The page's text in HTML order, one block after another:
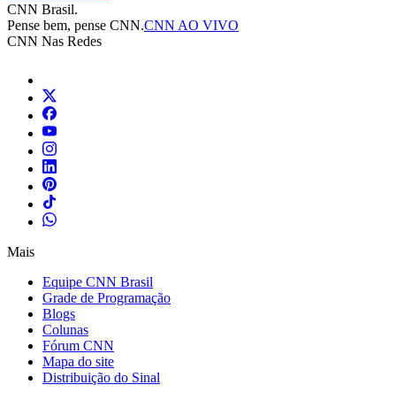
CNN Brasil.
Pense bem, pense CNN.CNN AO VIVO
CNN Nas Redes
Mais
Equipe CNN Brasil
Grade de Programação
Blogs
Colunas
Fórum CNN
Mapa do site
Distribuição do Sinal